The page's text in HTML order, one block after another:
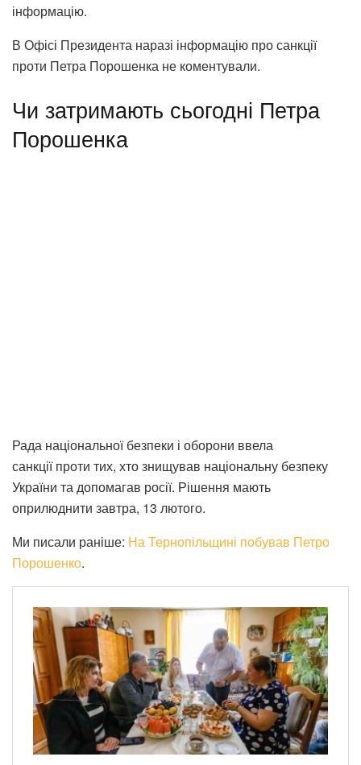
інформацію.
В Офісі Президента наразі інформацію про санкції
проти Петра Порошенка не коментували.
Чи затримають сьогодні Петра
Порошенка
Рада національної безпеки і оборони ввела
санкції проти тих, хто знищував національну безпеку
України та допомагав росії. Рішення мають
оприлюднити завтра, 13 лютого.
Ми писали раніше: На Тернопільщині побував Петро
Порошенко.